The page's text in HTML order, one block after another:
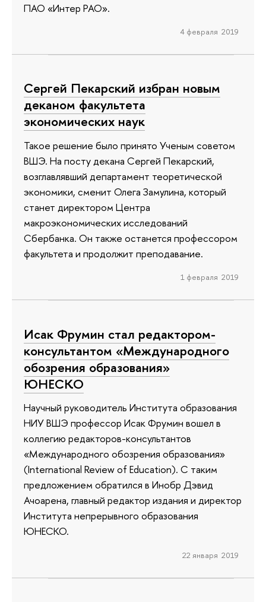
ПАО «Интер РАО».
4 февраля 2019
Сергей Пекарский избран новым
деканом факультета
экономических наук
Такое решение было принято Ученым советом
ВШЭ. На посту декана Сергей Пекарский,
возглавлявший департамент теоретической
экономики, сменит Олега Замулина, который
станет директором Центра
макроэкономических исследований
Сбербанка. Он также останется профессором
факультета и продолжит преподавание.
1 февраля 2019
Исак Фрумин стал редактором-
консультантом «Международного
обозрения образования»
ЮНЕСКО
Научный руководитель Института образования
НИУ ВШЭ профессор Исак Фрумин вошел в
коллегию редакторов-консультантов
«Международного обозрения образования»
(International Review of Education). С таким
предложением обратился в Инобр Дэвид
Ачоарена, главный редактор издания и директор
Института непрерывного образования
ЮНЕСКО.
22 января 2019